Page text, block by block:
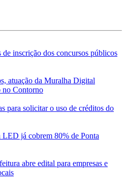
inscrição dos concursos públicos
atuação da Muralha Digital
no Contorno
para solicitar o uso de créditos do
LED já cobrem 80% de Ponta
abre edital para empresas e